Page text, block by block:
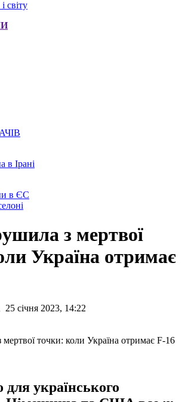
в Ірані
в ЄС
з мертвої
Україна отримає
січня 2023, 14:22
для українського